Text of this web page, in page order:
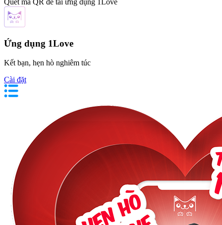
Ứng dụng 1Love
Kết bạn, hẹn hò nghiêm túc
Cài đặt